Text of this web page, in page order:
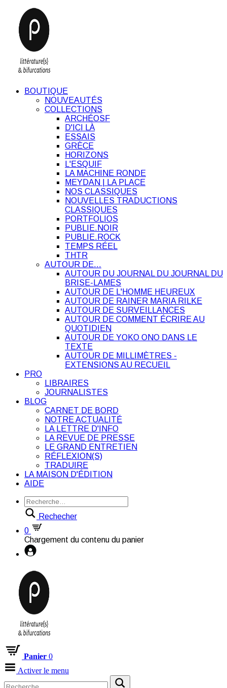
BOUTIQUE
NOUVEAUTÉS
COLLECTIONS
ARCHÉOSF
D'ICI LÀ
ESSAIS
GRÈCE
HORIZONS
L'ESQUIF
LA MACHINE RONDE
MEYDAN | LA PLACE
NOS CLASSIQUES
NOUVELLES TRADUCTIONS
CLASSIQUES
PORTFOLIOS
PUBLIE.NOIR
PUBLIE.ROCK
TEMPS RÉEL
THTR
AUTOUR DE…
AUTOUR DU JOURNAL DU JOURNAL DU
BRISE-LAMES
AUTOUR DE L'HOMME HEUREUX
AUTOUR DE RAINER MARIA RILKE
AUTOUR DE SURVEILLANCES
AUTOUR DE COMMENT ÉCRIRE AU
QUOTIDIEN
AUTOUR DE YOKO ONO DANS LE
TEXTE
AUTOUR DE MILLIMÈTRES -
EXTENSIONS AU RECUEIL
PRO
LIBRAIRES
JOURNALISTES
BLOG
CARNET DE BORD
NOTRE ACTUALITÉ
LA LETTRE D'INFO
LA REVUE DE PRESSE
LE GRAND ENTRETIEN
RÉFLEXION(S)
TRADUIRE
LA MAISON D'ÉDITION
AIDE
Rechecher
0
Chargement du contenu du panier
Panier 0
Activer le menu